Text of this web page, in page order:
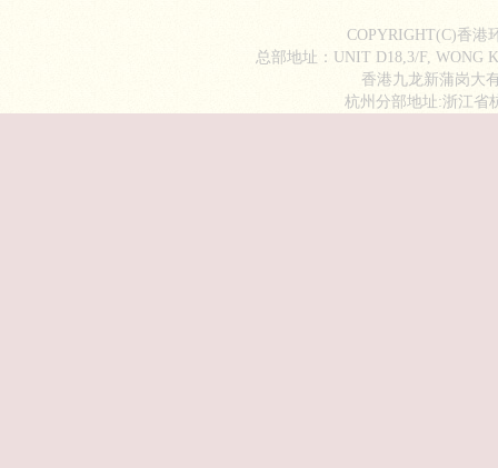
COPYRIGHT(C)香港
总部地址：UNIT D18,3/F, WONG
香港九龙新蒲岗大
杭州分部地址:浙江省